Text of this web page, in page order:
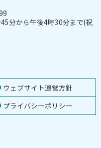
ウェブサイト運営方針
プライバシーポリシー
分から午後4時30分まで(祝